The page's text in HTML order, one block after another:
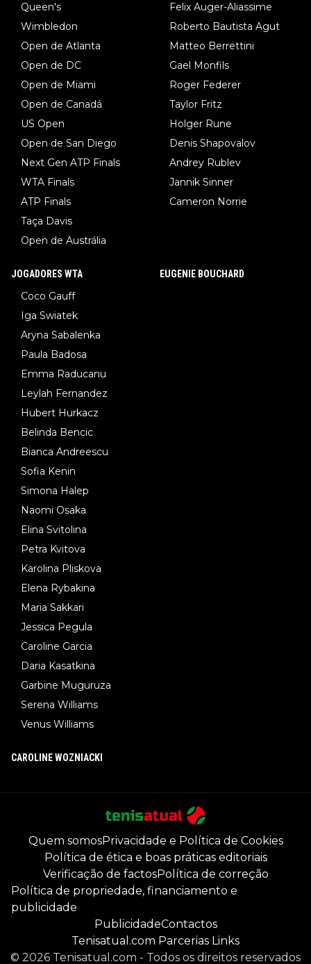
Queen's
Wimbledon
Open de Atlanta
Open de DC
Open de Miami
Open de Canadá
US Open
Open de San Diego
Next Gen ATP Finals
WTA Finals
ATP Finals
Taça Davis
Open de Austrália
Felix Auger-Aliassime
Roberto Bautista Agut
Matteo Berrettini
Gael Monfils
Roger Federer
Taylor Fritz
Holger Rune
Denis Shapovalov
Andrey Rublev
Jannik Sinner
Cameron Norrie
JOGADORES WTA
Coco Gauff
Iga Swiatek
Aryna Sabalenka
Paula Badosa
Emma Raducanu
Leylah Fernandez
Hubert Hurkacz
Belinda Bencic
Bianca Andreescu
Sofia Kenin
Simona Halep
Naomi Osaka
Elina Svitolina
Petra Kvitova
Karolina Pliskova
Elena Rybakina
Maria Sakkari
Jessica Pegula
Caroline Garcia
Daria Kasatkina
Garbine Muguruza
Serena Williams
Venus Williams
EUGENIE BOUCHARD
CAROLINE WOZNIACKI
Quem somosPrivacidade e Política de Cookies
Política de ética e boas práticas editoriais
Verificação de factosPolítica de correção
Política de propriedade, financiamento e
publicidade
PublicidadeContactos
Tenisatual.com Parcerias Links
© 2026 Tenisatual.com - Todos os direitos reservados